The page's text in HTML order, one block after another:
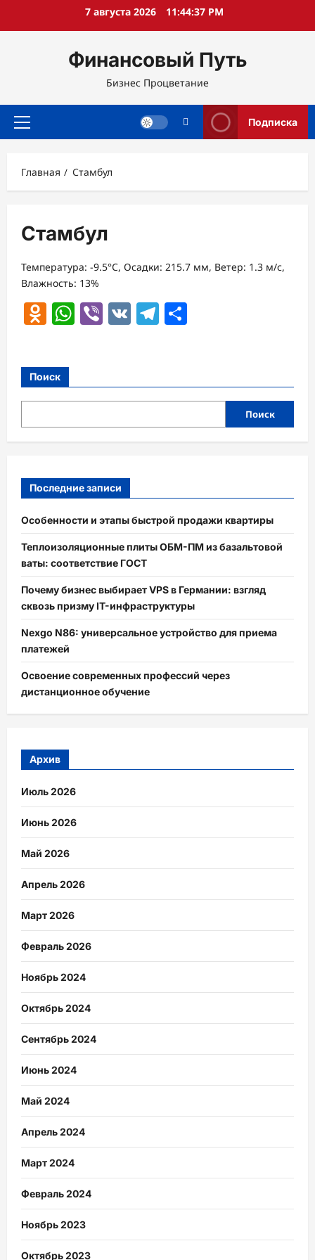
7 августа 2026 11:44:38 PM
Финансовый Путь
Бизнес Процветание
Основное
Подписка
Главная Стамбул
Стамбул
Температура: -9.5°C, Осадки: 215.7 мм, Ветер: 1.3 м/с,
Влажность: 13%
Odnoklassniki
WhatsApp
Viber
VK Telegram
Поиск
Поиск
Последние записи
Особенности и этапы быстрой продажи квартиры
Теплоизоляционные плиты ОБМ-ПМ из базальтовой
ваты: соответствие ГОСТ
Почему бизнес выбирает VPS в Германии: взгляд
сквозь призму IT-инфраструктуры
Nexgo N86: универсальное устройство для приема
платежей
Освоение современных профессий через
дистанционное обучение
Архив
Июль 2026
Июнь 2026
Май 2026
Апрель 2026
Март 2026
Февраль 2026
Ноябрь 2024
Октябрь 2024
Сентябрь 2024
Июнь 2024
Май 2024
Апрель 2024
Март 2024
Февраль 2024
Ноябрь 2023
Октябрь 2023